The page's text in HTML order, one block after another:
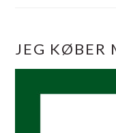
JEG KØBER